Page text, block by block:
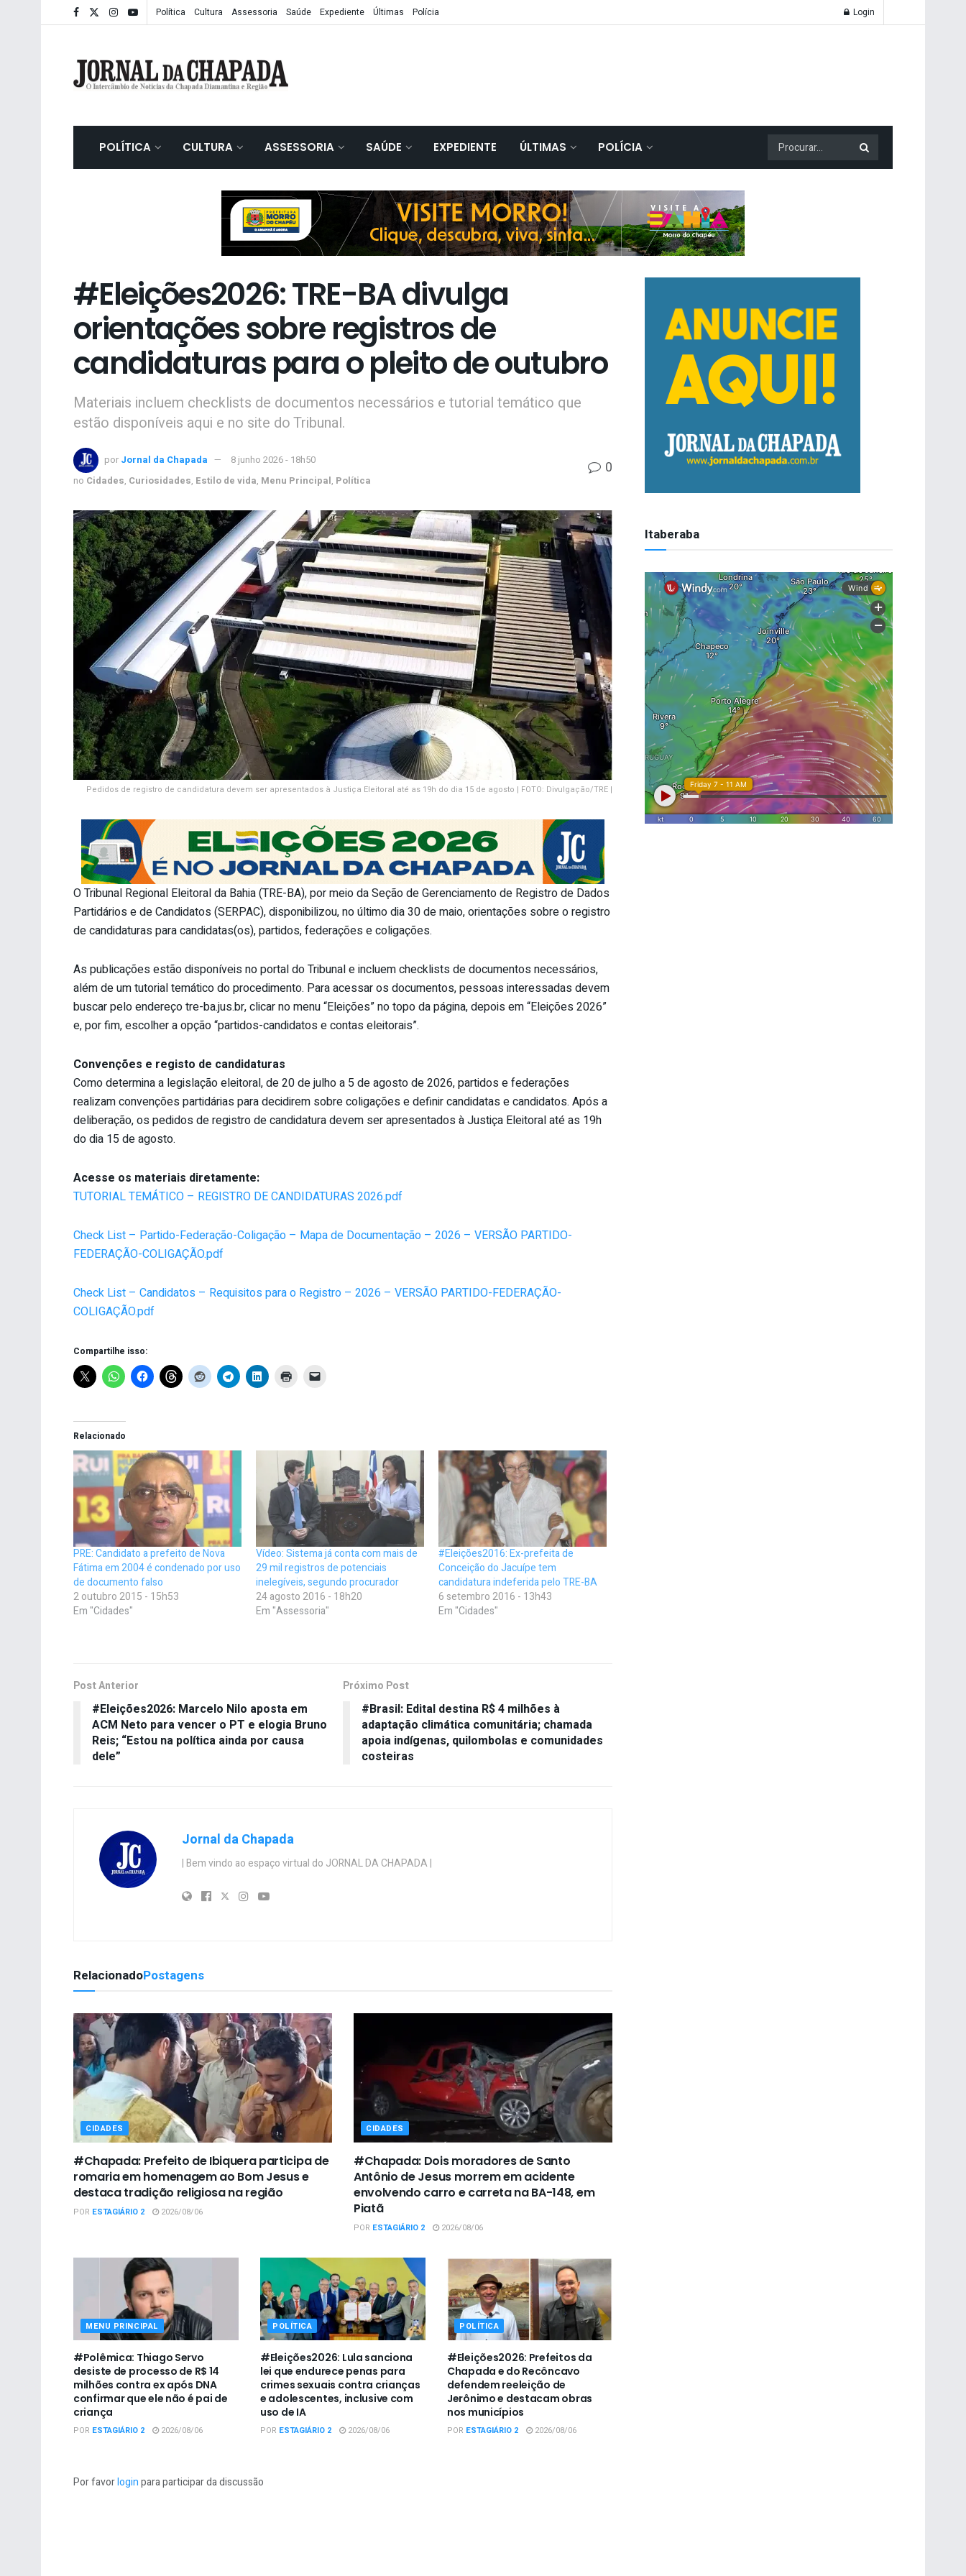
Política Cultura Assessoria Saúde Expediente Últimas Polícia Login
POLÍTICA CULTURA ASSESSORIA SAÚDE EXPEDIENTE ÚLTIMAS POLÍCIA
#Eleições2026: TRE-BA divulga
orientações sobre registros de
candidaturas para o pleito de outubro
Materiais incluem checklists de documentos necessários e tutorial temático que
estão disponíveis aqui e no site do Tribunal.
por Jornal da Chapada
8 junho 2026 - 18h50
no Cidades, Curiosidades, Estilo de vida, Menu Principal, Política
0
Pedidos de registro de candidatura devem ser apresentados à Justiça Eleitoral até as 19h do dia 15 de agosto | FOTO: Divulgação/TRE |
O Tribunal Regional Eleitoral da Bahia (TRE-BA), por meio da Seção de Gerenciamento de Registro de Dados
Partidários e de Candidatos (SERPAC), disponibilizou, no último dia 30 de maio, orientações sobre o registro
de candidaturas para candidatas(os), partidos, federações e coligações.
As publicações estão disponíveis no portal do Tribunal e incluem checklists de documentos necessários,
além de um tutorial temático do procedimento. Para acessar os documentos, pessoas interessadas devem
buscar pelo endereço tre-ba.jus.br, clicar no menu “Eleições” no topo da página, depois em “Eleições 2026”
e, por fim, escolher a opção “partidos-candidatos e contas eleitorais”.
Convenções e registo de candidaturas
Como determina a legislação eleitoral, de 20 de julho a 5 de agosto de 2026, partidos e federações
realizam convenções partidárias para decidirem sobre coligações e definir candidatas e candidatos. Após a
deliberação, os pedidos de registro de candidatura devem ser apresentados à Justiça Eleitoral até as 19h
do dia 15 de agosto.
Acesse os materiais diretamente:
TUTORIAL TEMÁTICO – REGISTRO DE CANDIDATURAS 2026.pdf
Check List – Partido-Federação-Coligação – Mapa de Documentação – 2026 – VERSÃO PARTIDO-
FEDERAÇÃO-COLIGAÇÃO.pdf
Check List – Candidatos – Requisitos para o Registro – 2026 – VERSÃO PARTIDO-FEDERAÇÃO-
COLIGAÇÃO.pdf
Compartilhe isso:
Relacionado
PRE: Candidato a prefeito de Nova
Fátima em 2004 é condenado por uso
de documento falso
2 outubro 2015 - 15h53
Em "Cidades"
Vídeo: Sistema já conta com mais de
29 mil registros de potenciais
inelegíveis, segundo procurador
24 agosto 2016 - 18h20
Em "Assessoria"
#Eleições2016: Ex-prefeita de
Conceição do Jacuípe tem
candidatura indeferida pelo TRE-BA
6 setembro 2016 - 13h43
Em "Cidades"
Post Anterior
#Eleições2026: Marcelo Nilo aposta em
ACM Neto para vencer o PT e elogia Bruno
Reis; “Estou na política ainda por causa
dele”
Próximo Post
#Brasil: Edital destina R$ 4 milhões à
adaptação climática comunitária; chamada
apoia indígenas, quilombolas e comunidades
costeiras
Jornal da Chapada
| Bem vindo ao espaço virtual do JORNAL DA CHAPADA |
RelacionadoPostagens
CIDADES
#Chapada: Prefeito de Ibiquera participa de
romaria em homenagem ao Bom Jesus e
destaca tradição religiosa na região
POR ESTAGIÁRIO 2 2026/08/06
CIDADES
#Chapada: Dois moradores de Santo
Antônio de Jesus morrem em acidente
envolvendo carro e carreta na BA-148, em
Piatã
POR ESTAGIÁRIO 2 2026/08/06
MENU PRINCIPAL
#Polêmica: Thiago Servo
desiste de processo de R$ 14
milhões contra ex após DNA
confirmar que ele não é pai de
criança
POR ESTAGIÁRIO 2 2026/08/06
POLÍTICA
#Eleições2026: Lula sanciona
lei que endurece penas para
crimes sexuais contra crianças
e adolescentes, inclusive com
uso de IA
POR ESTAGIÁRIO 2 2026/08/06
POLÍTICA
#Eleições2026: Prefeitos da
Chapada e do Recôncavo
defendem reeleição de
Jerônimo e destacam obras
nos municípios
POR ESTAGIÁRIO 2 2026/08/06
Por favorloginpara participar da discussão
Itaberaba